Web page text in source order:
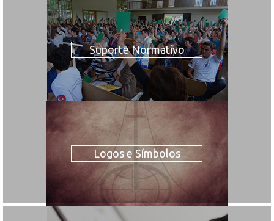
Suporte Normativo
Logos e Símbolos